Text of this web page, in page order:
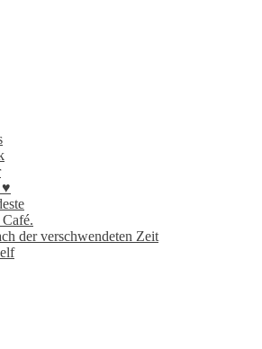
♥
der verschwendeten Zeit